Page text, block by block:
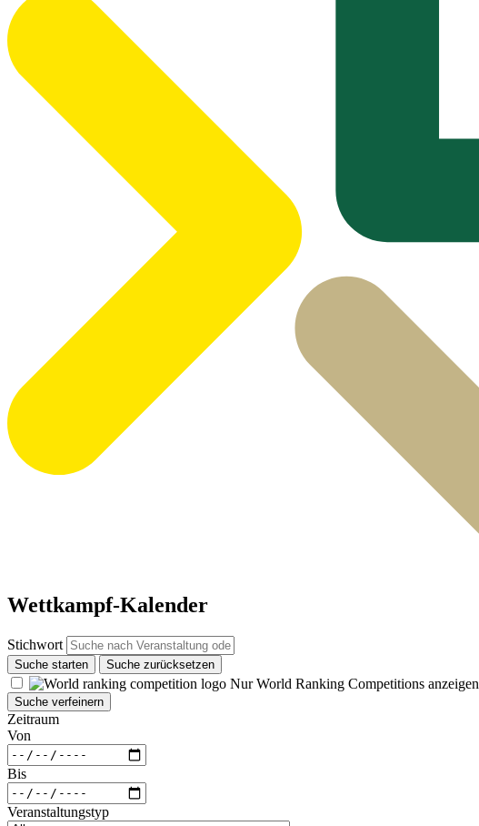
Wettkampf-Kalender
Stichwort
Suche starten Suche zurücksetzen
Nur World Ranking Competitions anzeigen
Suche verfeinern
Zeitraum
Von
Bis
Veranstaltungstyp